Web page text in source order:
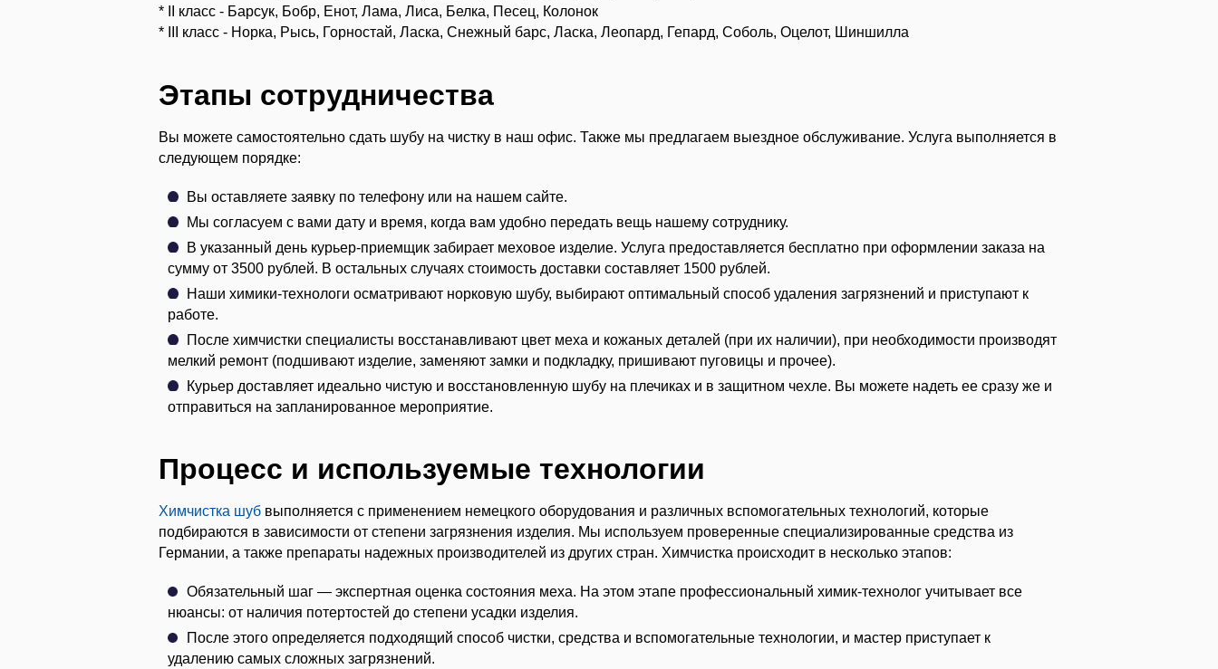
* II класс - Барсук, Бобр, Енот, Лама, Лиса, Белка, Песец, Колонок
* III класс - Норка, Рысь, Горностай, Ласка, Снежный барс, Ласка, Леопард, Гепард, Соболь, Оцелот, Шиншилла
Этапы сотрудничества
Вы можете самостоятельно сдать шубу на чистку в наш офис. Также мы предлагаем выездное обслуживание. Услуга выполняется в
следующем порядке:
Вы оставляете заявку по телефону или на нашем сайте.
Мы согласуем с вами дату и время, когда вам удобно передать вещь нашему сотруднику.
В указанный день курьер-приемщик забирает меховое изделие. Услуга предоставляется бесплатно при оформлении заказа на
сумму от 3500 рублей. В остальных случаях стоимость доставки составляет 1500 рублей.
Наши химики-технологи осматривают норковую шубу, выбирают оптимальный способ удаления загрязнений и приступают к
работе.
После химчистки специалисты восстанавливают цвет меха и кожаных деталей (при их наличии), при необходимости производят
мелкий ремонт (подшивают изделие, заменяют замки и подкладку, пришивают пуговицы и прочее).
Курьер доставляет идеально чистую и восстановленную шубу на плечиках и в защитном чехле. Вы можете надеть ее сразу же и
отправиться на запланированное мероприятие.
Процесс и используемые технологии
Химчистка шуб выполняется с применением немецкого оборудования и различных вспомогательных технологий, которые
подбираются в зависимости от степени загрязнения изделия. Мы используем проверенные специализированные средства из
Германии, а также препараты надежных производителей из других стран. Химчистка происходит в несколько этапов:
Обязательный шаг — экспертная оценка состояния меха. На этом этапе профессиональный химик-технолог учитывает все
нюансы: от наличия потертостей до степени усадки изделия.
После этого определяется подходящий способ чистки, средства и вспомогательные технологии, и мастер приступает к
удалению самых сложных загрязнений.